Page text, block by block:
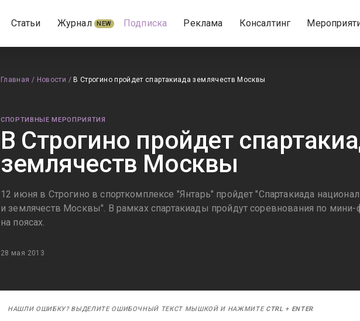
Статьи Журнал NEW Подписка Реклама Консалтинг
Главная / Новости / В Строгино пройдет спартакиада землячеств Москвы
СПОРТИВНЫЕ МЕРОПРИЯТИЯ
В Строгино пройдет
землячеств Москвы
12 июня в Строгино в спорткомплексе "Янтарь" пройдет "Спартакиада
и землячеств Москвы". В рамках спартакиады пройдут соревнования по мини-
на поясах.
28 мая 2013
НАШЛИ ОШИБКУ? ВЫДЕЛИТЕ ОШИБОЧНЫЙ ТЕКСТ МЫШКОЙ И НАЖМИТЕ CTRL + ENTER